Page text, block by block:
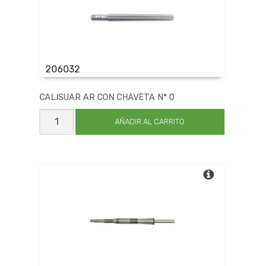
206032
CALISUAR AR CON CHAVETA N* 0
CALISUAR
AÑADIR AL CARRITO